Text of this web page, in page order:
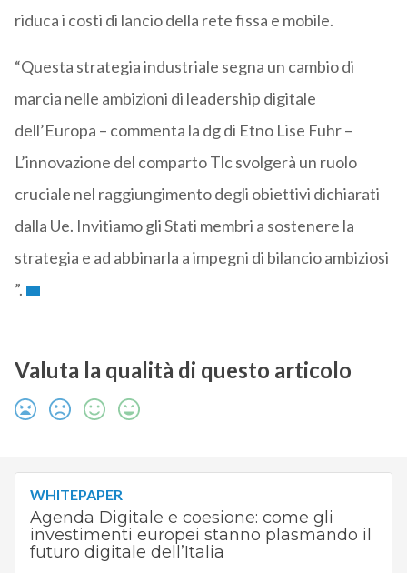
riduca i costi di lancio della rete fissa e mobile.
“Questa strategia industriale segna un cambio di
marcia nelle ambizioni di leadership digitale
dell’Europa – commenta la dg di Etno Lise Fuhr –
L’innovazione del comparto Tlc svolgerà un ruolo
cruciale nel raggiungimento degli obiettivi dichiarati
dalla Ue. Invitiamo gli Stati membri a sostenere la
strategia e ad abbinarla a impegni di bilancio ambiziosi
”.
Valuta la qualità di questo articolo
WHITEPAPER
Agenda Digitale e coesione: come gli
investimenti europei stanno plasmando il
futuro digitale dell’Italia